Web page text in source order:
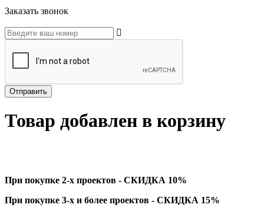
Заказать звонок
Товар добавлен в корзину
При покупке 2-х проектов - СКИДКА 10%
При покупке 3-х и более проектов - СКИДКА 15%